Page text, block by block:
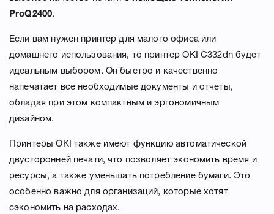
ProQ2400.
Если вам нужен принтер для малого офиса или
домашнего использования, то принтер OKI C332dn будет
идеальным выбором. Он быстро и качественно
напечатает все необходимые документы и отчеты,
обладая при этом компактным и эргономичным
дизайном.
Принтеры OKI также имеют функцию автоматической
двусторонней печати, что позволяет экономить время и
ресурсы, а также уменьшать потребление бумаги. Это
особенно важно для организаций, которые хотят
сэкономить на расходах.